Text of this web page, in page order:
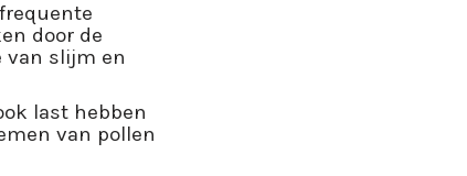
door de
van slijm en
last hebben
van pollen